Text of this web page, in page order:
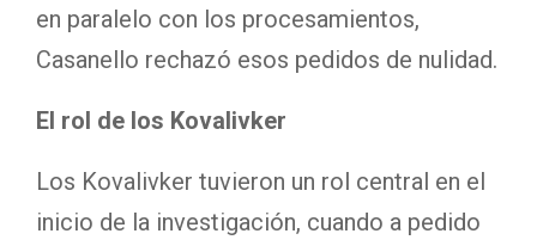
en paralelo con los procesamientos,
Casanello rechazó esos pedidos de nulidad.
El rol de los Kovalivker
Los Kovalivker tuvieron un rol central en el
inicio de la investigación, cuando a pedido